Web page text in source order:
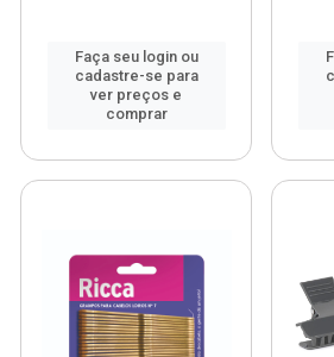
Faça seu login ou
cadastre-se para
ver preços e
comprar